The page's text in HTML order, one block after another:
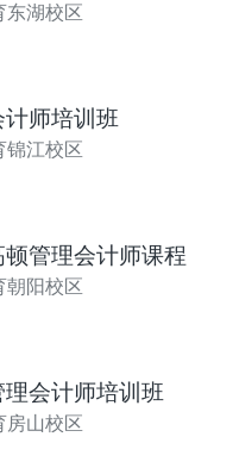
东湖校区
师培训班
锦江校区
管理会计师课程
朝阳校区
会计师培训班
房山校区